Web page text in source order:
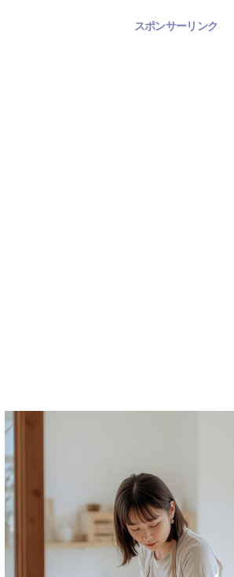
スポンサーリンク